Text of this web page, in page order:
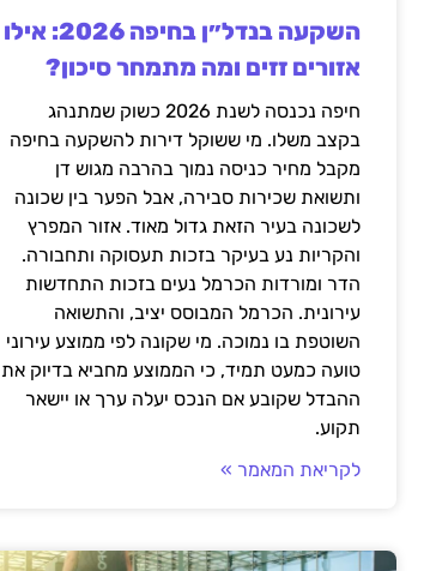
השקעה בנדל״ן בחיפה 2026: אילו
אזורים זזים ומה מתמחר סיכון?
חיפה נכנסה לשנת 2026 כשוק שמתנהג
בקצב משלו. מי ששוקל דירות להשקעה בחיפה
מקבל מחיר כניסה נמוך בהרבה מגוש דן
ותשואת שכירות סבירה, אבל הפער בין שכונה
לשכונה בעיר הזאת גדול מאוד. אזור המפרץ
והקריות נע בעיקר בזכות תעסוקה ותחבורה.
הדר ומורדות הכרמל נעים בזכות התחדשות
עירונית. הכרמל המבוסס יציב, והתשואה
השוטפת בו נמוכה. מי שקונה לפי ממוצע עירוני
טועה כמעט תמיד, כי הממוצע מחביא בדיוק את
ההבדל שקובע אם הנכס יעלה ערך או יישאר
תקוע.
לקריאת המאמר »